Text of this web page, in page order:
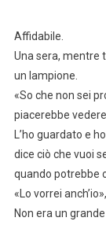
Affidabile.
Una sera, mentre
un lampione.
«So che non sei
piacerebbe
L’ho guardato e
dice ciò che vuoi
quando potrebbe
«Lo vorrei
Non era un